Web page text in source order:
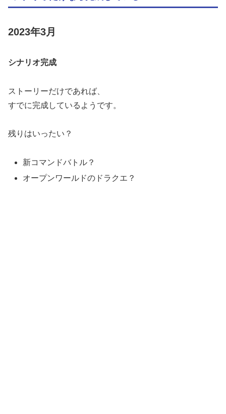
2023年3月
シナリオ完成
ストーリーだけであれば、
すでに完成しているようです。
残りはいったい？
新コマンドバトル？
オープンワールドのドラクエ？